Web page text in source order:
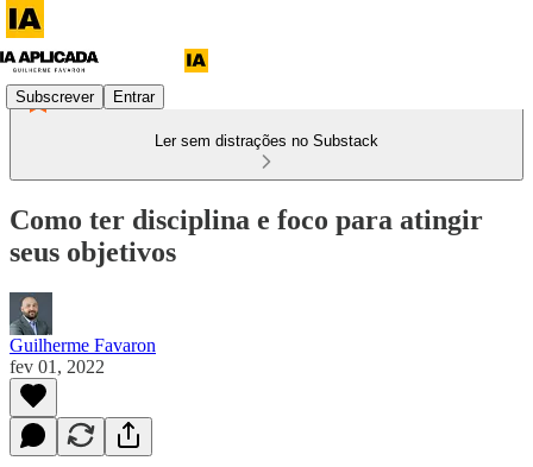
Subscrever Entrar
Ler sem distrações no Substack
Como ter disciplina e foco para atingir
seus objetivos
Guilherme Favaron
fev 01, 2022